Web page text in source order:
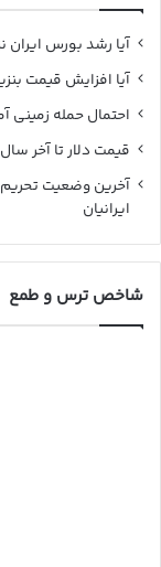
آیا رشد بورس
آیا افزایش قیمت
احتمال حمله زمینی
قیمت دلار تا آخر سال ۱۴۰۵ چند میشود؟
آخرین وضعیت
ایرانیان
شاخص ترس و طمع